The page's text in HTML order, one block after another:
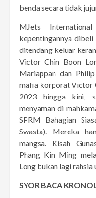
benda secara tidak
MJets
kepentingannya
ditendang keluar
Victor Chin Boon
Mariappan dan
mafia korporat Victor
2023 hingga kini,
menyaman di
SPRM Bahagian
Swasta). Mereka
mangsa. Kisah
Phang Kin Ming
Long bukan lagi rahsia
SYOR BACA